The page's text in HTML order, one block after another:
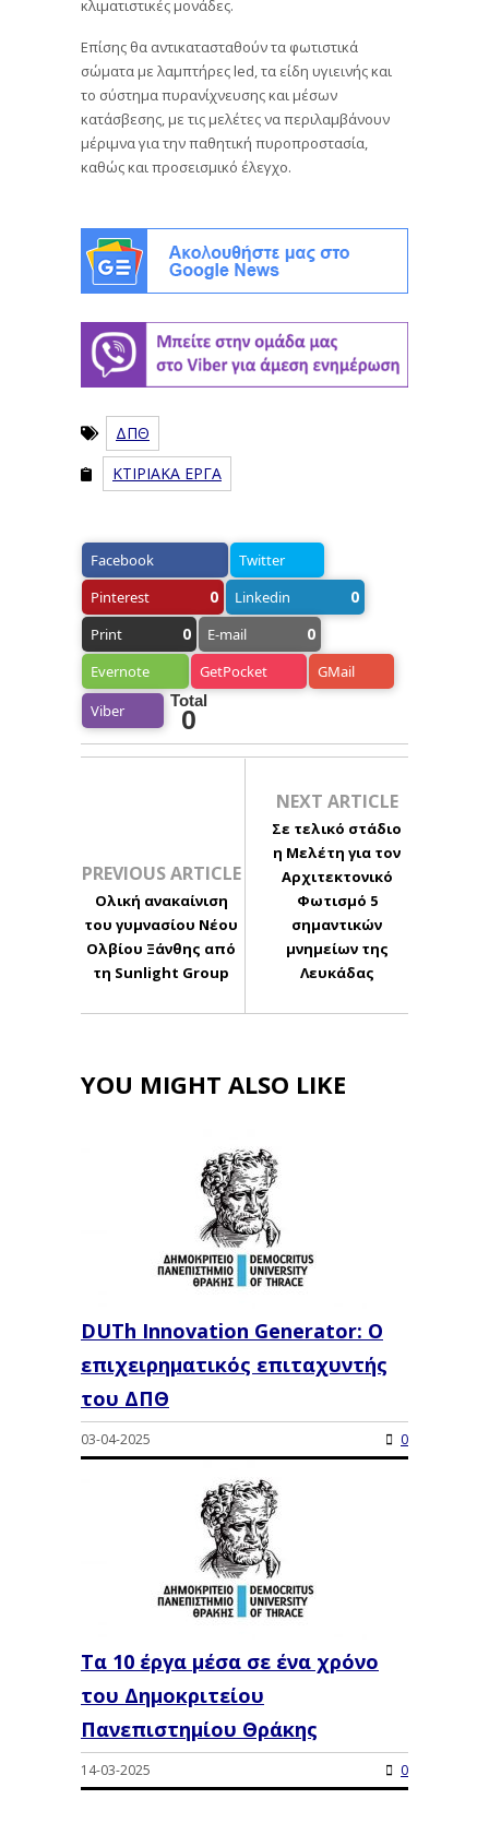
κλιματιστικές μονάδες.
Επίσης θα αντικατασταθούν τα φωτιστικά
σώματα με λαμπτήρες led, τα είδη υγιεινής και
το σύστημα πυρανίχνευσης και μέσων
κατάσβεσης, με τις μελέτες να περιλαμβάνουν
μέριμνα για την παθητική πυροπροστασία,
καθώς και προσεισμικό έλεγχο.
ΔΠΘ
ΚΤΙΡΙΑΚΑ ΕΡΓΑ
Facebook
Twitter
Pinterest
0 Linkedin 0
Print 0 E-mail 0
Evernote GetPocket GMail
Viber
Total
0
PREVIOUS ARTICLE
Ολική ανακαίνιση
του γυμνασίου Νέου
Ολβίου Ξάνθης από
τη Sunlight Group
NEXT ARTICLE
Σε τελικό στάδιο
η Μελέτη για τον
Αρχιτεκτονικό
Φωτισμό 5
σημαντικών
μνημείων της
Λευκάδας
YOU MIGHT ALSO LIKE
DUTh Innovation Generator: Ο
επιχειρηματικός επιταχυντής
του ΔΠΘ
03-04-2025 0
Τα 10 έργα μέσα σε ένα χρόνο
του Δημοκριτείου
Πανεπιστημίου Θράκης
14-03-2025 0